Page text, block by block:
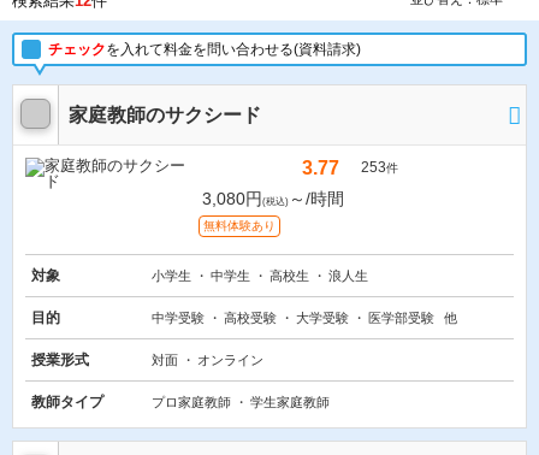
チェックを入れて料金を問い合わせる(資料請求)
家庭教師のサクシード
3.77 253件
3,080円 (税込) ～/時間
無料体験あり
対象 小学生 中学生 高校生 浪人生
目的 中学受験 高校受験 大学受験 医学部受験 他
授業形式 対面 オンライン
教師タイプ プロ家庭教師 学生家庭教師